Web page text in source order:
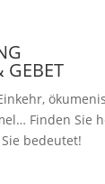
GEBET
Finden Sie
bedeutet!